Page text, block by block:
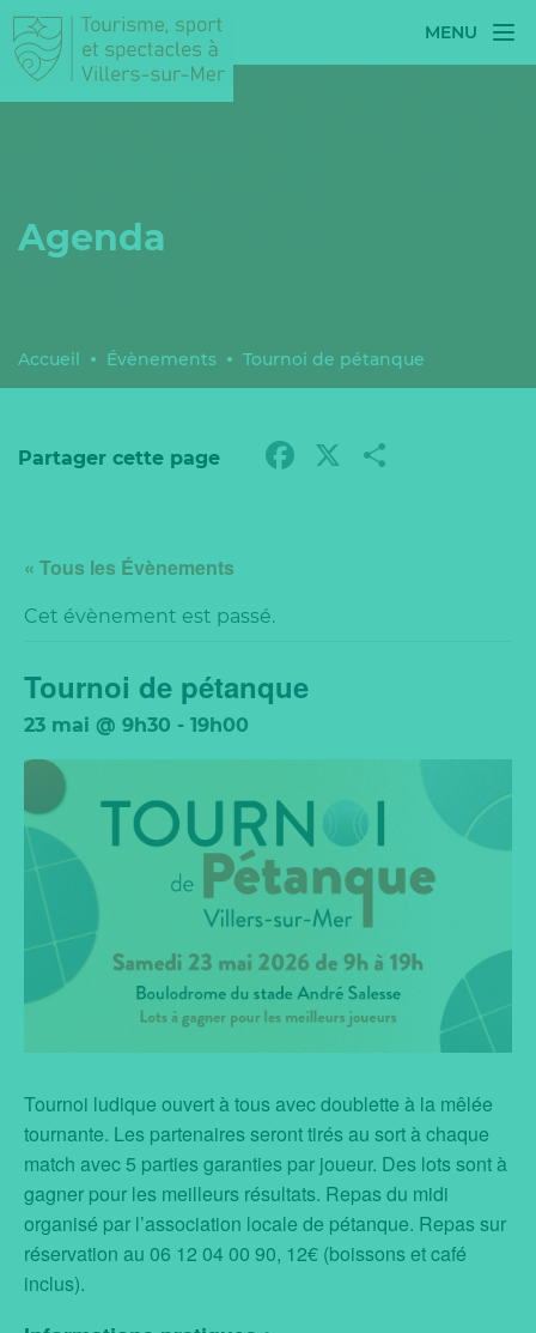
MENU
Accueil Évènements Tournoi de pétanque
Agenda
Partager cette page Facebook
X
« Tous les Évènements
Cet évènement est passé.
Tournoi de pétanque
23 mai @ 9h30 - 19h00
Tournoi ludique ouvert à tous avec doublette à la mêlée
tournante. Les partenaires seront tirés au sort à chaque
match avec 5 parties garanties par joueur. Des lots sont à
gagner pour les meilleurs résultats. Repas du midi
organisé par l’association locale de pétanque. Repas sur
réservation au 06 12 04 00 90, 12€ (boissons et café
inclus).